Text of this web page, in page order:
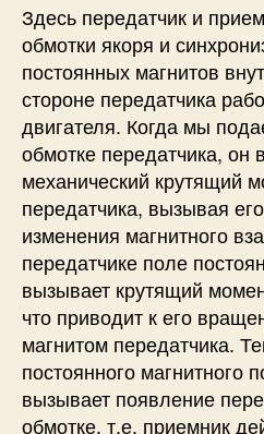
Здесь передатчик и
обмотки якоря и
постоянных магнитов
стороне передатчика
двигателя. Когда мы
обмотке передатчика, он
механический крутящий
передатчика, вызывая
изменения магнитного
передатчике поле
вызывает крутящий
что приводит к его
магнитом передатчика.
постоянного магнитного
вызывает появление
обмотке, т.е. приемник